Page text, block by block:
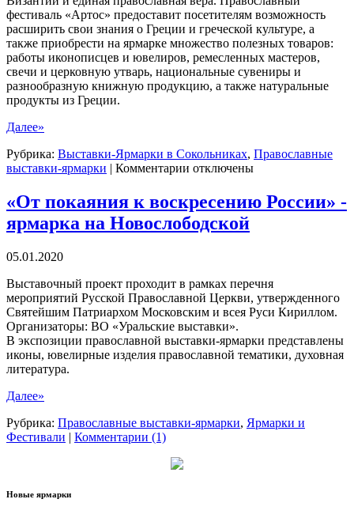
фестиваль «Артос» предоставит посетителям возможность
расширить свои знания о Греции и греческой культуре, а
также приобрести на ярмарке множество полезных товаров:
работы иконописцев и ювелиров, ремесленных мастеров,
свечи и церковную утварь, национальные сувениры и
разнообразную книжную продукцию, а также натуральные
продукты из Греции.
Далее»
Рубрика: Выставки-Ярмарки в Сокольниках, Православные
выставки-ярмарки | Комментарии к
Православный
фестиваль
"Артос":
отключены
«От покаяния к воскресению России» -
ярмарка на Новослободской
05.01.2020
Выставочный проект проходит в рамках перечня
мероприятий Русской Православной Церкви, утвержденного
Святейшим Патриархом Московским и всея Руси Кириллом.
Организаторы: ВО «Уральские выставки».
В экспозиции православной выставки-ярмарки представлены
иконы, ювелирные изделия православной тематики, духовная
литература.
Далее»
Рубрика: Православные выставки-ярмарки, Ярмарки и
Фестивали | Комментарии (1)
Новые ярмарки